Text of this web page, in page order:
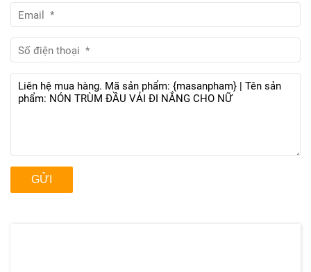
GỬI